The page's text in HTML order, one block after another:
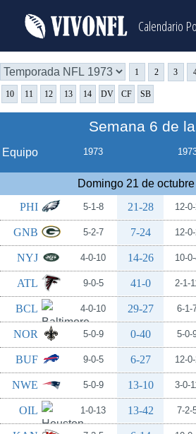
Calendario
1 2 3
10 11 12 13 14 DV CF SB
Semana 6 de
Equipo 1973
Domingo 21 de
PHI
5-1-8 21-28 12-
GNB 5-2-7 7-24 12-
NYJ 4-0-10 14-26 10-
ATL 9-0-5 41-0 2-1-
BCL 4-0-10 29-27 6-1-
NOR 5-0-9 0-40 5-0-
BUF 9-0-5 6-27 12-
NWE 5-0-9 13-10 3-0-
OIL 1-0-13 13-42 7-2-